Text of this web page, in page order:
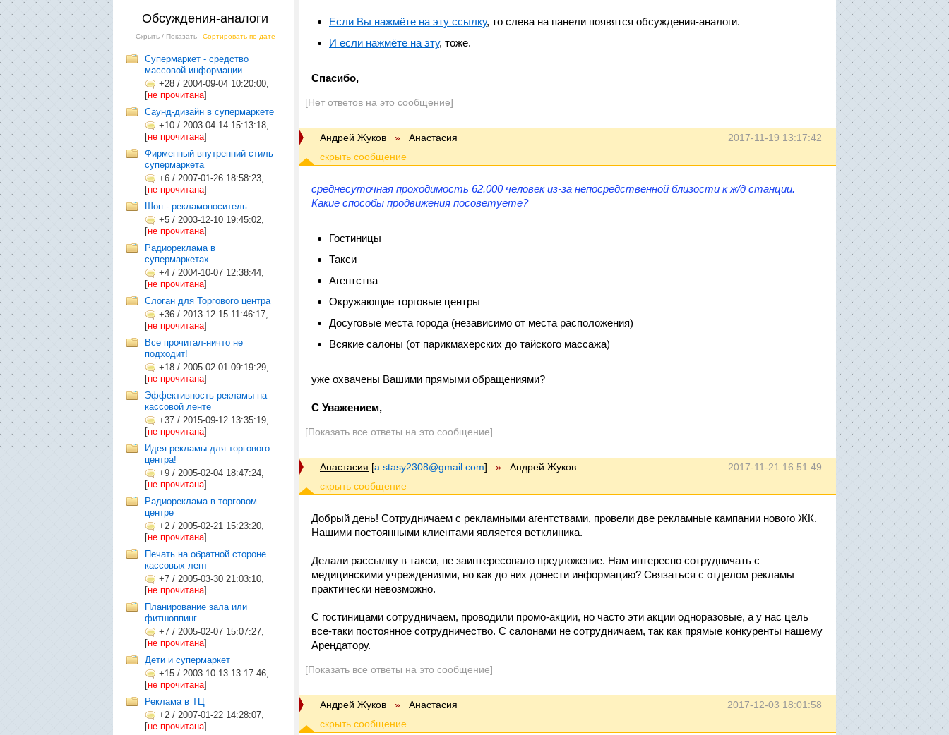
Обсуждения-аналоги
Скрыть / Показать Сортировать по дате
Супермаркет - средство
массовой информации
+28 / 2004-09-04 10:20:00,
[не прочитана]
Саунд-дизайн в супермаркете
+10 / 2003-04-14 15:13:18,
[не прочитана]
Фирменный внутренний стиль
супермаркета
+6 / 2007-01-26 18:58:23,
[не прочитана]
Шоп - рекламоноситель
+5 / 2003-12-10 19:45:02,
[не прочитана]
Радиореклама в
супермаркетах
+4 / 2004-10-07 12:38:44,
[не прочитана]
Слоган для Торгового центра
+36 / 2013-12-15 11:46:17,
[не прочитана]
Все прочитал-ничто не
подходит!
+18 / 2005-02-01 09:19:29,
[не прочитана]
Эффективность рекламы на
кассовой ленте
+37 / 2015-09-12 13:35:19,
[не прочитана]
Идея рекламы для торгового
центра!
+9 / 2005-02-04 18:47:24,
[не прочитана]
Радиореклама в торговом
центре
+2 / 2005-02-21 15:23:20,
[не прочитана]
Печать на обратной стороне
кассовых лент
+7 / 2005-03-30 21:03:10,
[не прочитана]
Планирование зала или
фитшоппинг
+7 / 2005-02-07 15:07:27,
[не прочитана]
Дети и супермаркет
+15 / 2003-10-13 13:17:46,
[не прочитана]
Реклама в ТЦ
+2 / 2007-01-22 14:28:07,
[не прочитана]
Если Вы нажмёте на эту ссылку, то слева на панели появятся обсуждения-аналоги.
И если нажмёте на эту, тоже.
Спасибо,
[Нет ответов на это сообщение]
2017-11-19 13:17:42
Андрей Жуков » Анастасия
среднесуточная проходимость 62.000 человек из-за непосредственной близости к ж/д станции.
Какие способы продвижения посоветуете?
Гостиницы
Такси
Агентства
Окружающие торговые центры
Досуговые места города (независимо от места расположения)
Всякие салоны (от парикмахерских до тайского массажа)
уже охвачены Вашими прямыми обращениями?
C Уважением,
[Показать все ответы на это сообщение]
2017-11-21 16:51:49
Анастасия [a.stasy2308@gmail.com] » Андрей Жуков
Добрый день! Сотрудничаем с рекламными агентствами, провели две рекламные кампании нового ЖК.
Нашими постоянными клиентами является ветклиника.
Делали рассылку в такси, не заинтересовало предложение. Нам интересно сотрудничать с
медицинскими учреждениями, но как до них донести информацию? Связаться с отделом рекламы
практически невозможно.
С гостиницами сотрудничаем, проводили промо-акции, но часто эти акции одноразовые, а у нас цель
все-таки постоянное сотрудничество. С салонами не сотрудничаем, так как прямые конкуренты нашему
Арендатору.
[Показать все ответы на это сообщение]
2017-12-03 18:01:58
Андрей Жуков » Анастасия